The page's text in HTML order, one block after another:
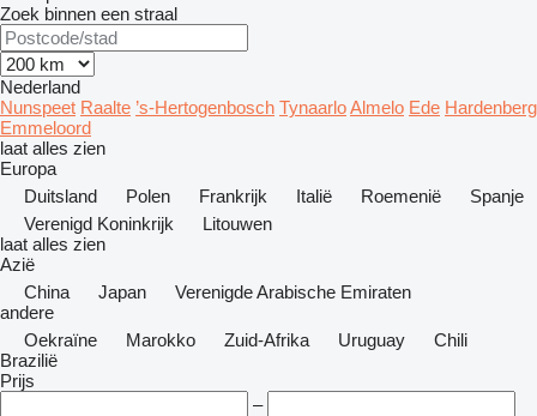
Zoek binnen een straal
Nederland
Nunspeet Raalte ’s-Hertogenbosch TynaarloAlmelo Ede Hardenberg
Emmeloord
laat alles zien
Europa
Duitsland
Polen Frankrijk Italië Roemenië
Spanje
Verenigd Koninkrijk
Litouwen
laat alles zien
Azië
China
Japan
Verenigde Arabische Emiraten
andere
Oekraïne
Marokko Zuid-Afrika Uruguay
Chili
Brazilië
Prijs
–